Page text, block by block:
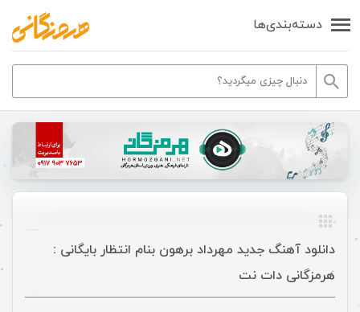
دسته‌بندی‌ها
دانلود آهنگ جدید مهرداد برهون بنام انتظار بایگانی :
هرمزگانی دات نت